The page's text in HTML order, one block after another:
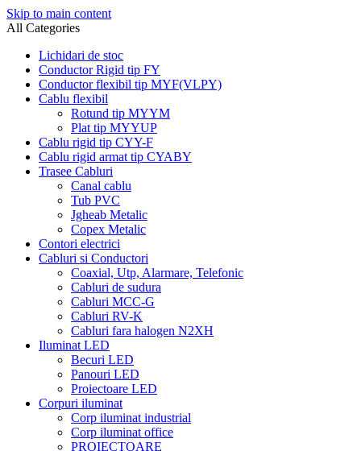
Skip to main content
All Categories
Lichidari de stoc
Conductor Rigid tip FY
Conductor flexibil tip MYF(VLPY)
Cablu flexibil
Rotund tip MYYM
Plat tip MYYUP
Cablu rigid tip CYY-F
Cablu rigid armat tip CYABY
Trasee Cabluri
Canal cablu
Tub PVC
Jgheab Metalic
Copex Metalic
Contori electrici
Cabluri si Conductori
Coaxial, Utp, Alarmare, Telefonic
Cabluri de sudura
Cabluri MCC-G
Cabluri RV-K
Cabluri fara halogen N2XH
Iluminat LED
Becuri LED
Panouri LED
Proiectoare LED
Corpuri iluminat
Corp iluminat industrial
Corp iluminat office
PROIECTOARE